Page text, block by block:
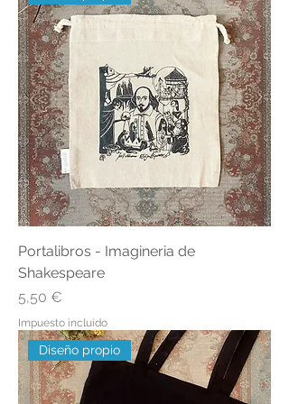
Portalibros - Imagineria de
Shakespeare
Precio
5,50 €
Impuesto incluido
Diseño propio